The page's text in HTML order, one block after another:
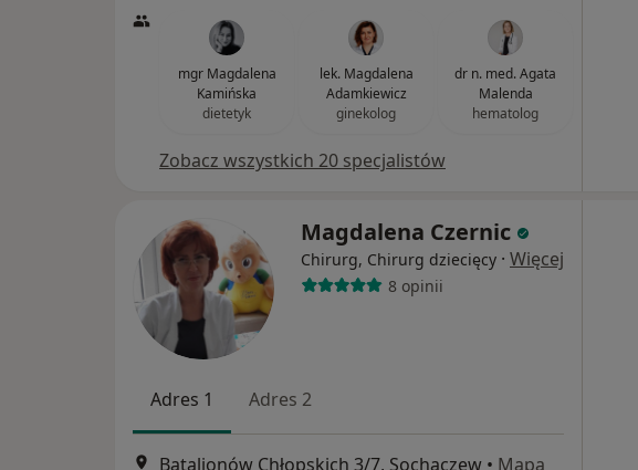
mgr Magdalena
Kamińska
dietetyk
lek. Magdalena
Adamkiewicz
ginekolog
dr n. med. Agata
Malenda
hematolog
Zobacz wszystkich 20 specjalistów
Magdalena Czernic
Chirurg, Chirurg dziecięcy · Więcej
8 opinii
Adres 1 Adres 2
Batalionów Chłopskich 3/7, Sochaczew • Mapa